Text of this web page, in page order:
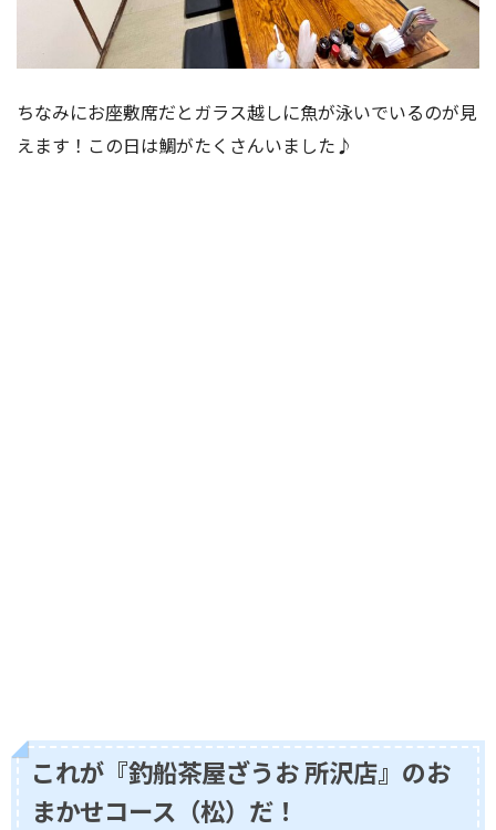
ちなみにお座敷席だとガラス越しに魚が泳いでいるのが見
えます！この日は鯛がたくさんいました♪
これが『釣船茶屋ざうお 所沢店』のお
まかせコース（松）だ！